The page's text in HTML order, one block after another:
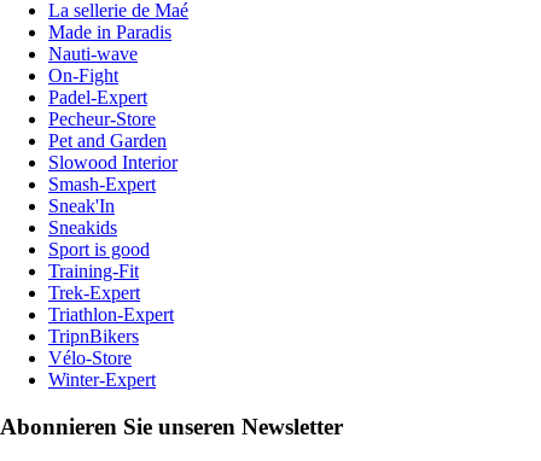
La sellerie de Maé
Made in Paradis
Nauti-wave
On-Fight
Padel-Expert
Pecheur-Store
Pet and Garden
Slowood Interior
Smash-Expert
Sneak'In
Sneakids
Sport is good
Training-Fit
Trek-Expert
Triathlon-Expert
TripnBikers
Vélo-Store
Winter-Expert
Abonnieren Sie unseren Newsletter